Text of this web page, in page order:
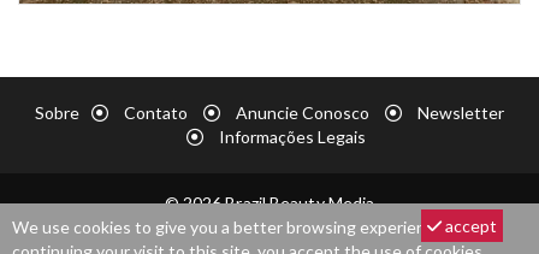
Sobre Contato Anuncie Conosco
Newsletter
Informações Legais
© 2026 Brazil Beauty Media
We use cookies to give you a better browsing experience. Byaccept